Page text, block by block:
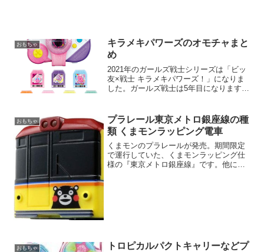
おもちゃ
キラメキパワーズのオモチャまと
め
2021年のガールズ戦士シリーズは「ビッ
友×戦士 キラメキパワーズ！」になりま
した。ガールズ戦士は5年目になります。
載します。最安値も探してみました。
おもちゃ
プラレール東京メトロ銀座線の種
類 くまモンラッピング電車
くまモンのプラレールが発売。期間限定
で運行していた、くまモンラッピング仕
様の『東京メトロ銀座線』です。他にも
おもちゃ
トロピカルパクトキャリーなどプ